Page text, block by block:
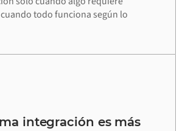
todo funciona según lo
integración es más